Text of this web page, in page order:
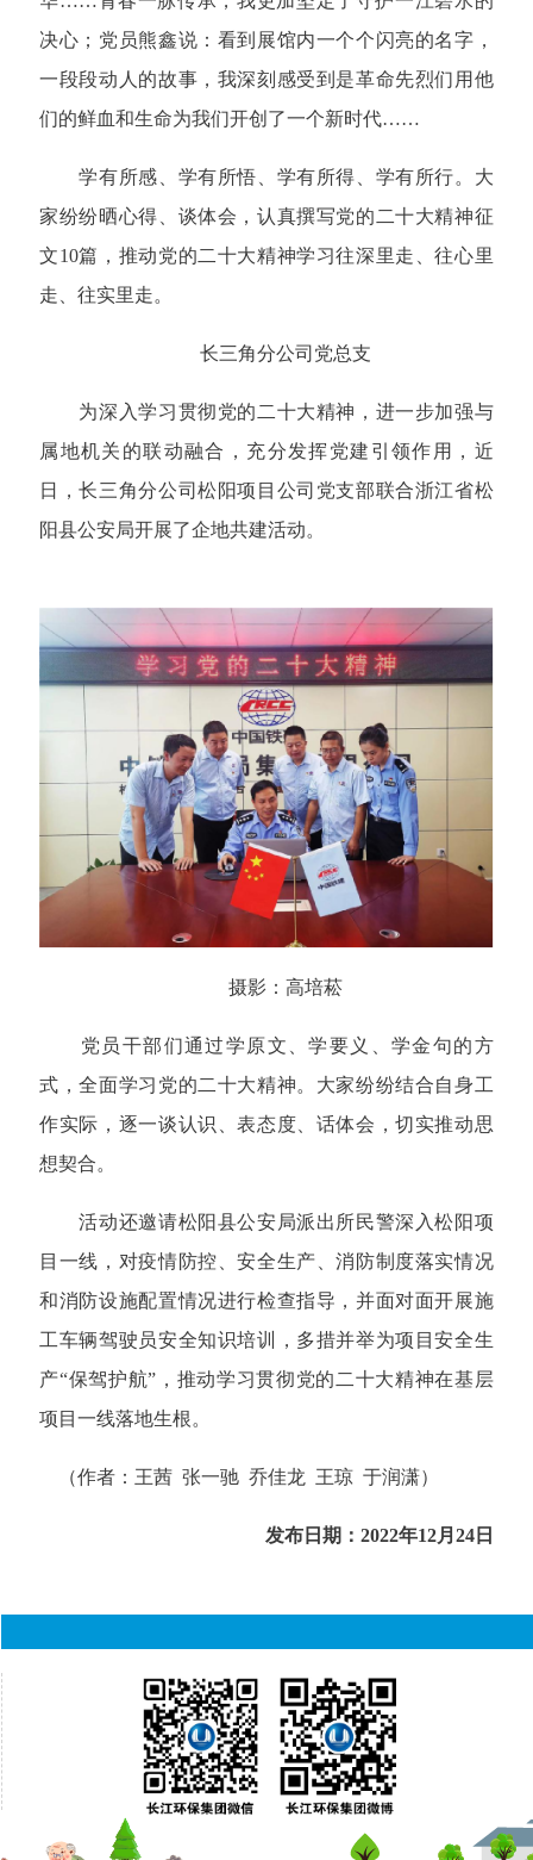
决心；党员熊鑫说：看到展馆内一个个闪亮的名字，
一段段动人的故事，我深刻感受到是革命先烈们用他
们的鲜血和生命为我们开创了一个新时代……
学有所感、学有所悟、学有所得、学有所行。大
家纷纷晒心得、谈体会，认真撰写党的二十大精神征
文10篇，推动党的二十大精神学习往深里走、往心里
走、往实里走。
长三角分公司党总支
为深入学习贯彻党的二十大精神，进一步加强与
属地机关的联动融合，充分发挥党建引领作用，近
日，长三角分公司松阳项目公司党支部联合浙江省松
阳县公安局开展了企地共建活动。
摄影：高培菘
党员干部们通过学原文、学要义、学金句的方
式，全面学习党的二十大精神。大家纷纷结合自身工
作实际，逐一谈认识、表态度、话体会，切实推动思
想契合。
活动还邀请松阳县公安局派出所民警深入松阳项
目一线，对疫情防控、安全生产、消防制度落实情况
和消防设施配置情况进行检查指导，并面对面开展施
工车辆驾驶员安全知识培训，多措并举为项目安全生
产“保驾护航”，推动学习贯彻党的二十大精神在基层
项目一线落地生根。
（作者：王茜 张一驰 乔佳龙 王琼 于润潇）
发布日期：2022年12月24日